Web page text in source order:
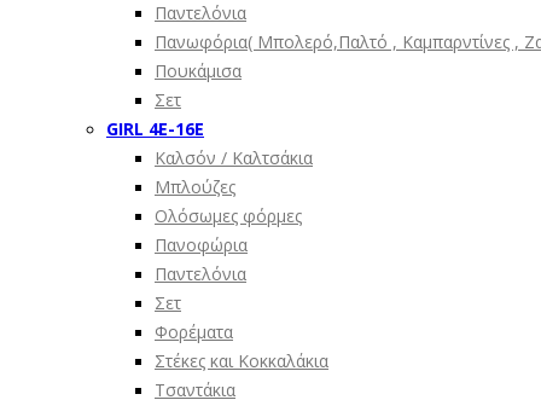
Παντελόνια
Πανωφόρια( Μπολερό,Παλτό , Καμπαρντίνες ,
Πουκάμισα
Σετ
GIRL 4Ε-16Ε
Καλσόν / Καλτσάκια
Μπλούζες
Ολόσωμες φόρμες
Πανοφώρια
Παντελόνια
Σετ
Φορέματα
Στέκες και Κοκκαλάκια
Τσαντάκια